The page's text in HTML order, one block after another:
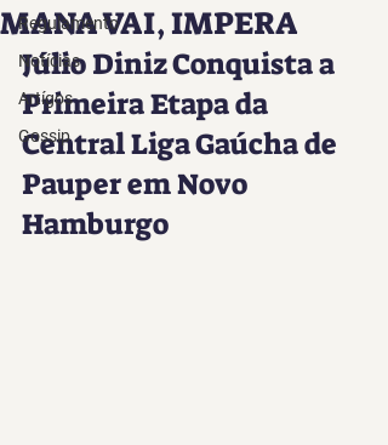
Regulamento
Notícias
Artígos
Gossip
MANA VAI, IMPERA
Júlio Diniz Conquista a
Primeira Etapa da
Central Liga Gaúcha de
Pauper em Novo
Hamburgo